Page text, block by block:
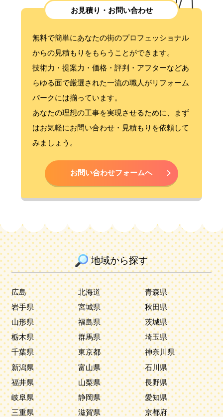
お見積り・お問い合わせ
無料で簡単にあなたの街のプロフェッショナル
からの見積もりをもらうことができます。
技術力・提案力・価格・評判・アフターなどあ
らゆる面で厳選された一流の職人がリフォーム
パークには揃っています。
あなたの理想の工事を実現させるために、まず
はお気軽にお問い合わせ・見積もりを依頼して
みましょう。
お問い合わせフォームへ
地域から探す
広島 北海道
青森県
岩手県
宮城県
秋田県
山形県
福島県
茨城県
栃木県
群馬県
埼玉県
千葉県
東京都
神奈川県
新潟県
富山県
石川県
福井県
山梨県
長野県
岐阜県
静岡県
愛知県
三重県
滋賀県
京都府